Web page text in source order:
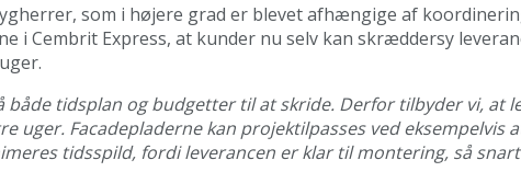
som i højere grad er blevet afhængige af
Cembrit Express, at kunder nu selv kan skræddersy
tidsplan og budgetter til at skride. Derfor tilbyder vi, at
Facadepladerne kan projektilpasses ved eksempelvis
tidsspild, fordi leverancen er klar til montering, så